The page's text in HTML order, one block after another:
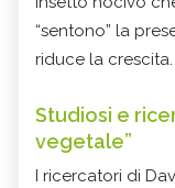
“sentono” la
riduce la crescita.
Studiosi e
vegetale”
I ricercatori di